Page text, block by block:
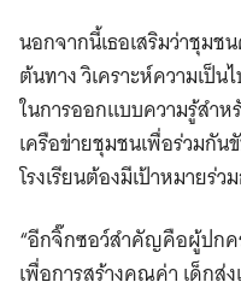
นอกจากนี้เธอเสริมว่าชุม
ต้นทาง วิเคราะห์ความเป็
ในการออกแบบความรู้สำห
เครือข่ายชุมชนเพื่อร่วมกั
โรงเรียนต้องมีเป้าหมายร่
“อีกจิ๊กซอว์สำคัญคือผู้ปกค
เพื่อการสร้างคุณค่า เด็กส่